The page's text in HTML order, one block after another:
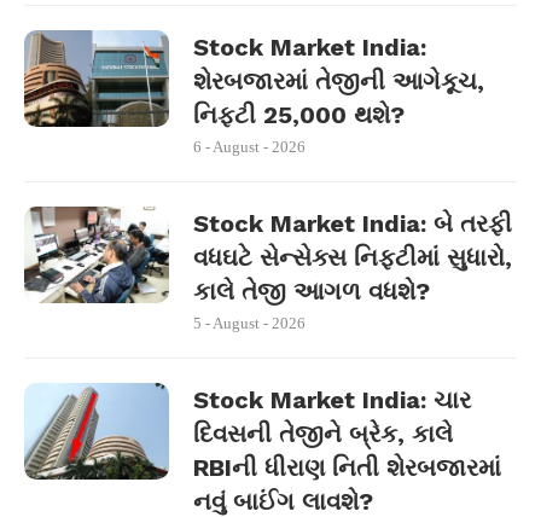
Stock Market India:
શેરબજારમાં તેજીની આગેકૂચ,
નિફ્ટી 25,000 થશે?
6 - August - 2026
Stock Market India: બે તરફી
વધઘટે સેન્સેક્સ નિફ્ટીમાં સુધારો,
કાલે તેજી આગળ વધશે?
5 - August - 2026
Stock Market India: ચાર
દિવસની તેજીને બ્રેક, કાલે
RBIની ધીરાણ નિતી શેરબજારમાં
નવું બાઈંગ લાવશે?